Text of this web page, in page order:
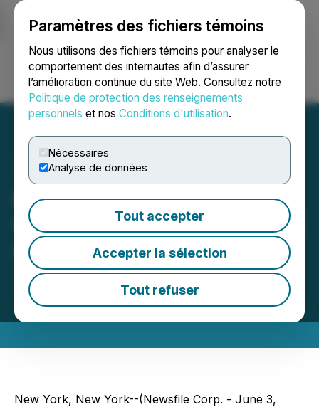
Paramètres des fichiers témoins
Nous utilisons des fichiers témoins pour analyser le
comportement des internautes afin d’assurer
l’amélioration continue du site Web. Consultez notre
Politique de protection des renseignements
personnels et nos Conditions d'utilisation.
Nécessaires
Analyse de données
Tout accepter
Accepter la sélection
Tout refuser
Ouvrir une session Recherche English
Kuehn Law Encourages
Investors of Picard Medical
Inc. to Contact Law Firm
June 03, 2026 11:02 AM EDT | Source:Kuehn Law,
PLLC
New York, New York--(Newsfile Corp. - June 3,